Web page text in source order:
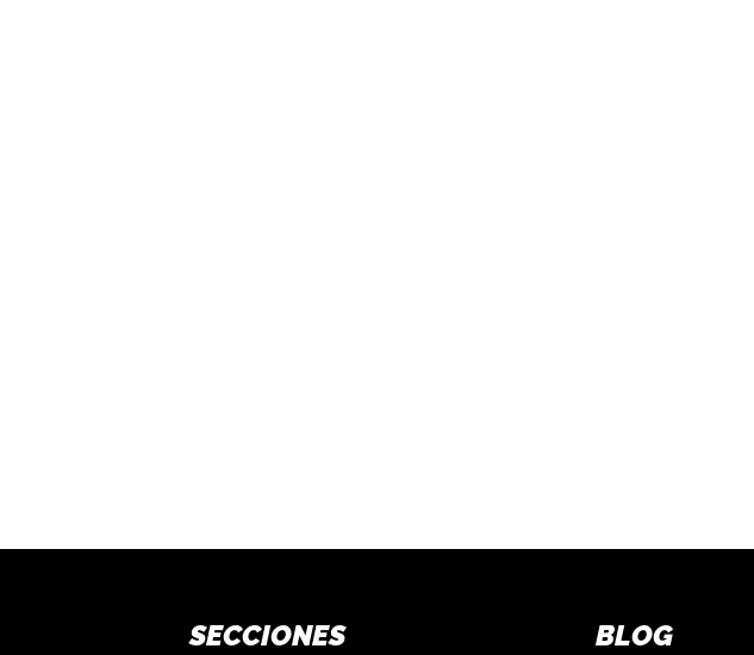
SECCIONES BLOG